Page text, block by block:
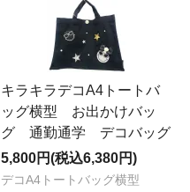
キラキラデコA4トートバ
ッグ横型 お出かけバッ
グ 通勤通学 デコバッグ
5,800円(税込6,380円)
デコA4トートバッグ横型